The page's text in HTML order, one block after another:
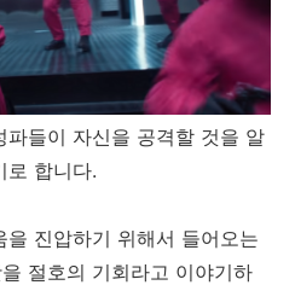
들이 자신을 공격할 것을 알
로 합니다.
진압하기 위해서 들어오는
절호의 기회라고 이야기하